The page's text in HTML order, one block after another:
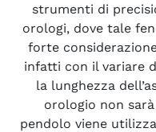
strumenti di
orologi, dove tale
forte
infatti con il variare
la lunghezza
orologio non sarà
pendolo viene